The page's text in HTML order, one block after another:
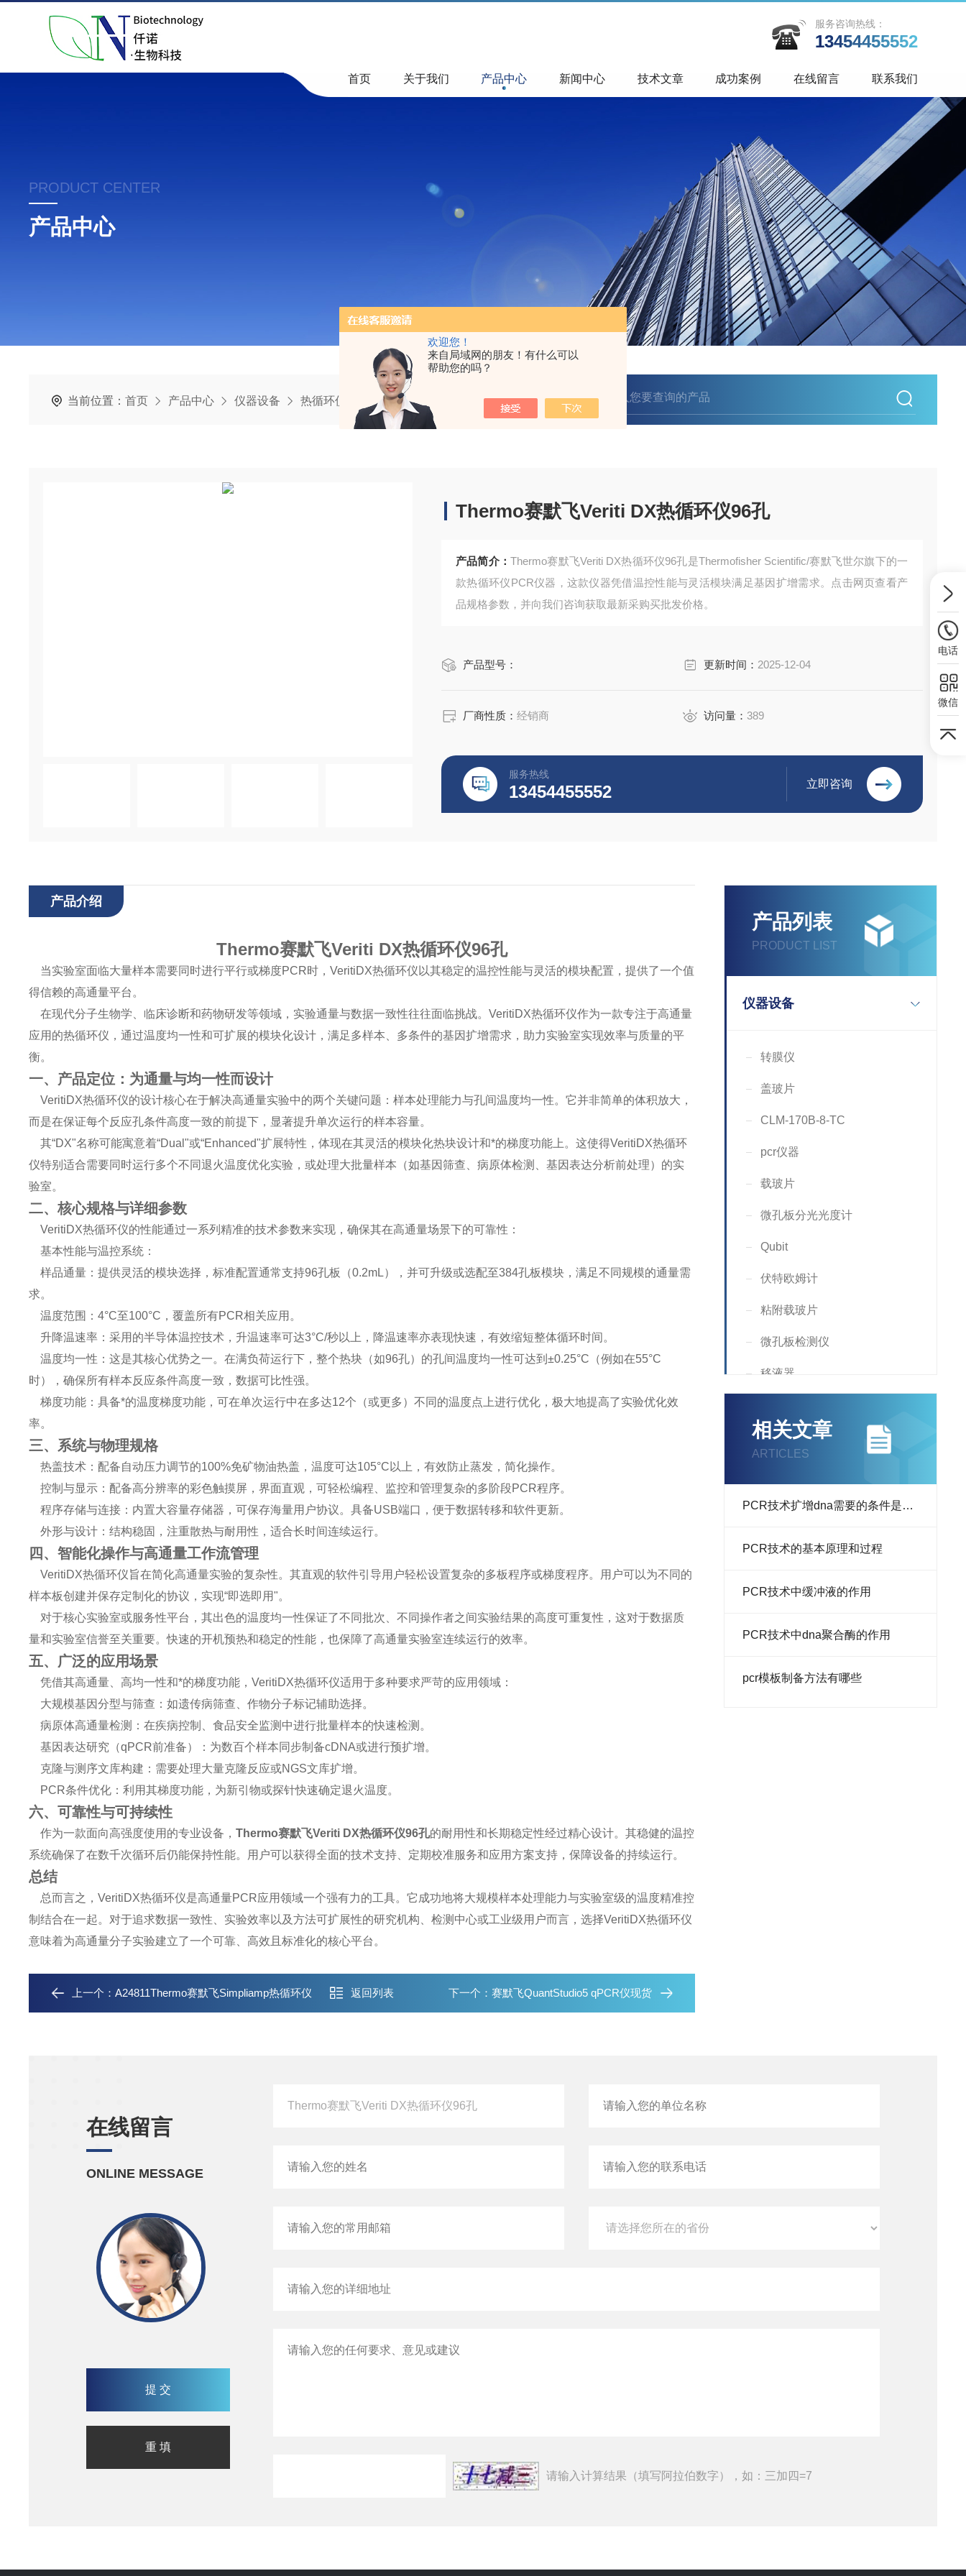
欢迎您！
来自局域网的朋友！有什么可以
帮助您的吗？
服务咨询热线：
13454455552
首页 关于我们 产品中心 新闻中心 技术文章 成功案例 在线留言 联系我们
PRODUCT CENTER
产品中心
当前位置： 首页 产品中心 仪器设备 热循环仪 Thermo赛默飞Veriti DX热循环仪96孔
Thermo赛默飞Veriti DX热循环仪96孔
产品简介：Thermo赛默飞Veriti DX热循环仪96孔是Thermofisher Scientific/赛默飞世尔旗下的一
款热循环仪PCR仪器，这款仪器凭借温控性能与灵活模块满足基因扩增需求。点击网页查看产
品规格参数，并向我们咨询获取最新采购买批发价格。
产品型号： 更新时间： 2025-12-04
厂商性质：经销商 访问量：389
服务热线
13454455552 立即咨询
产品列表
PRODUCT LIST
仪器设备
转膜仪
盖玻片
CLM-170B-8-TC
pcr仪器
载玻片
微孔板分光光度计
Qubit
伏特欧姆计
粘附载玻片
微孔板检测仪
移液器
酶标仪
荧光计
PCR
医用冷藏冷冻箱
相关文章
ARTICLES
PCR技术扩增dna需要的条件是哪些
PCR技术的基本原理和过程
PCR技术中缓冲液的作用
PCR技术中dna聚合酶的作用
pcr模板制备方法有哪些
产品介绍
Thermo赛默飞Veriti DX热循环仪96孔
当实验室面临大量样本需要同时进行平行或梯度PCR时，VeritiDX热循环仪以其稳定的温控性能与灵活的模块配置，提供了一个值
得信赖的高通量平台。
在现代分子生物学、临床诊断和药物研发等领域，实验通量与数据一致性往往面临挑战。VeritiDX热循环仪作为一款专注于高通量
应用的热循环仪，通过温度均一性和可扩展的模块化设计，满足多样本、多条件的基因扩增需求，助力实验室实现效率与质量的平
衡。
一、产品定位：为通量与均一性而设计
VeritiDX热循环仪的设计核心在于解决高通量实验中的两个关键问题：样本处理能力与孔间温度均一性。它并非简单的体积放大，
而是在保证每个反应孔条件高度一致的前提下，显著提升单次运行的样本容量。
其“DX"名称可能寓意着“Dual"或“Enhanced"扩展特性，体现在其灵活的模块化热块设计和*的梯度功能上。这使得VeritiDX热循环
仪特别适合需要同时运行多个不同退火温度优化实验，或处理大批量样本（如基因筛查、病原体检测、基因表达分析前处理）的实
验室。
二、核心规格与详细参数
VeritiDX热循环仪的性能通过一系列精准的技术参数来实现，确保其在高通量场景下的可靠性：
基本性能与温控系统：
样品通量：提供灵活的模块选择，标准配置通常支持96孔板（0.2mL），并可升级或选配至384孔板模块，满足不同规模的通量需
求。
温度范围：4°C至100°C，覆盖所有PCR相关应用。
升降温速率：采用的半导体温控技术，升温速率可达3°C/秒以上，降温速率亦表现快速，有效缩短整体循环时间。
温度均一性：这是其核心优势之一。在满负荷运行下，整个热块（如96孔）的孔间温度均一性可达到±0.25°C（例如在55°C
时），确保所有样本反应条件高度一致，数据可比性强。
梯度功能：具备*的温度梯度功能，可在单次运行中在多达12个（或更多）不同的温度点上进行优化，极大地提高了实验优化效
率。
三、系统与物理规格
热盖技术：配备自动压力调节的100%免矿物油热盖，温度可达105°C以上，有效防止蒸发，简化操作。
控制与显示：配备高分辨率的彩色触摸屏，界面直观，可轻松编程、监控和管理复杂的多阶段PCR程序。
程序存储与连接：内置大容量存储器，可保存海量用户协议。具备USB端口，便于数据转移和软件更新。
外形与设计：结构稳固，注重散热与耐用性，适合长时间连续运行。
四、智能化操作与高通量工作流管理
VeritiDX热循环仪旨在简化高通量实验的复杂性。其直观的软件引导用户轻松设置复杂的多板程序或梯度程序。用户可以为不同的
样本板创建并保存定制化的协议，实现“即选即用"。
对于核心实验室或服务性平台，其出色的温度均一性保证了不同批次、不同操作者之间实验结果的高度可重复性，这对于数据质
量和实验室信誉至关重要。快速的开机预热和稳定的性能，也保障了高通量实验室连续运行的效率。
五、广泛的应用场景
凭借其高通量、高均一性和*的梯度功能，VeritiDX热循环仪适用于多种要求严苛的应用领域：
大规模基因分型与筛查：如遗传病筛查、作物分子标记辅助选择。
病原体高通量检测：在疾病控制、食品安全监测中进行批量样本的快速检测。
基因表达研究（qPCR前准备）：为数百个样本同步制备cDNA或进行预扩增。
克隆与测序文库构建：需要处理大量克隆反应或NGS文库扩增。
PCR条件优化：利用其梯度功能，为新引物或探针快速确定退火温度。
六、可靠性与可持续性
作为一款面向高强度使用的专业设备， Thermo赛默飞Veriti DX热循环仪96孔的耐用性和长期稳定性经过精心设计。其稳健的温控
系统确保了在数千次循环后仍能保持性能。用户可以获得全面的技术支持、定期校准服务和应用方案支持，保障设备的持续运行。
总结
总而言之，VeritiDX热循环仪是高通量PCR应用领域一个强有力的工具。它成功地将大规模样本处理能力与实验室级的温度精准控
制结合在一起。对于追求数据一致性、实验效率以及方法可扩展性的研究机构、检测中心或工业级用户而言，选择VeritiDX热循环仪
意味着为高通量分子实验建立了一个可靠、高效且标准化的核心平台。
上一个： A24811Thermo赛默飞Simpliamp热循环仪 返回列表 下一个： 赛默飞QuantStudio5 qPCR仪现货
在线留言
ONLINE MESSAGE
请输入计算结果（填写阿拉伯数字），如：三加四=7
电话
微信